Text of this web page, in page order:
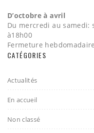
D’octobre à avril
Du mercredi au samedi:
à18h00
Fermeture
CATÉGORIES
Actualités
En accueil
Non classé